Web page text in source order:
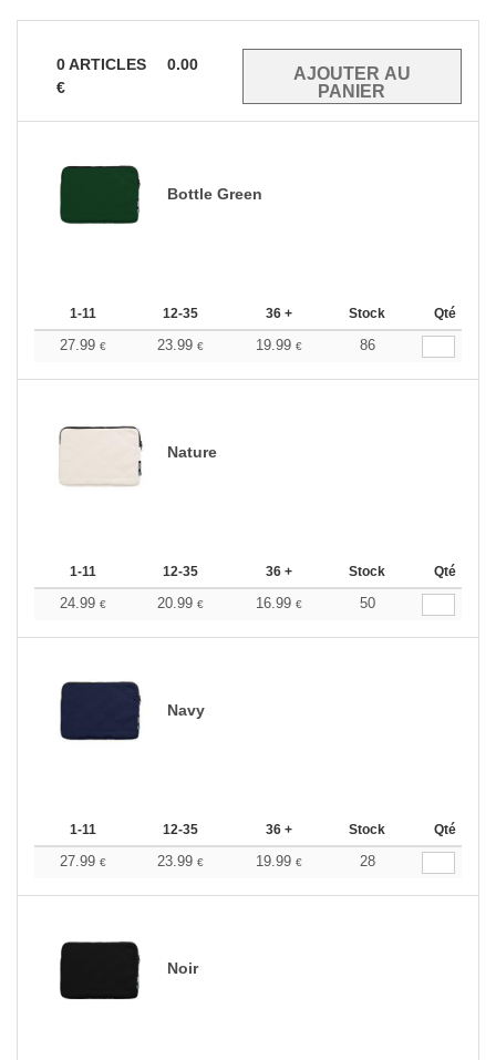
0ARTICLES
0.00
€
Bottle Green
1-11 12-35 36 + Stock Qté
27.99 € 23.99 € 19.99 € 86
Nature
1-11 12-35 36 + Stock Qté
24.99 € 20.99 € 16.99 € 50
Navy
1-11 12-35 36 + Stock Qté
27.99 € 23.99 € 19.99 € 28
Noir